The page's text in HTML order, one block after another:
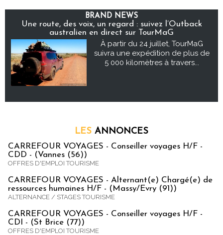
BRAND NEWS
Une route, des voix, un regard : suivez l’Outback
australien en direct sur TourMaG
À partir du 24 juillet, TourMaG
suivra une expédition de plus de
5 000 kilomètres à travers...
LES ANNONCES
CARREFOUR VOYAGES - Conseiller voyages H/F -
CDD - (Vannes (56))
OFFRES D'EMPLOI TOURISME
CARREFOUR VOYAGES - Alternant(e) Chargé(e) de
ressources humaines H/F - (Massy/Evry (91))
ALTERNANCE / STAGES TOURISME
CARREFOUR VOYAGES - Conseiller voyages H/F -
CDI - (St Brice (77))
OFFRES D'EMPLOI TOURISME